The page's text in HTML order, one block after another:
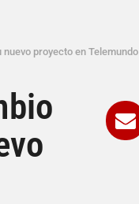
proyecto en Telemundo